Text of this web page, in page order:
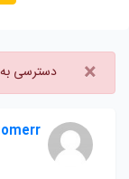
× دسترسی